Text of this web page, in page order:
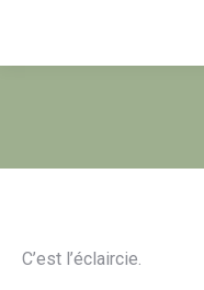
C’est l’éclaircie.